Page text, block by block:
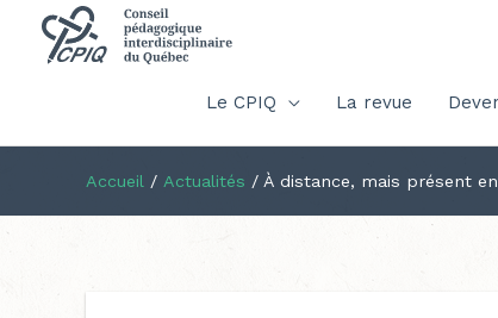
Le CPIQ La revue
Accueil / Actualités / À distance, mais présent